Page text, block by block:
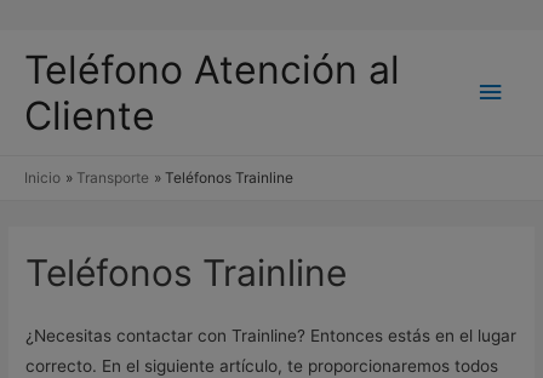
Teléfono Atención al
Cliente
Inicio Transporte Teléfonos Trainline
Teléfonos Trainline
¿Necesitas contactar con Trainline? Entonces estás en el lugar
correcto. En el siguiente artículo, te proporcionaremos todos